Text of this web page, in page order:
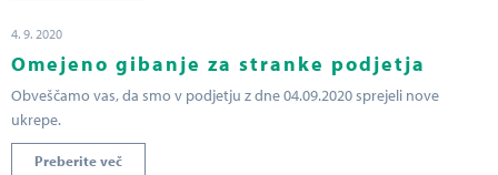
4. 9. 2020
Omejeno gibanje za stranke podjetja
Obveščamo vas, da smo v podjetju z dne 04.09.2020 sprejeli nove
ukrepe.
Preberite več